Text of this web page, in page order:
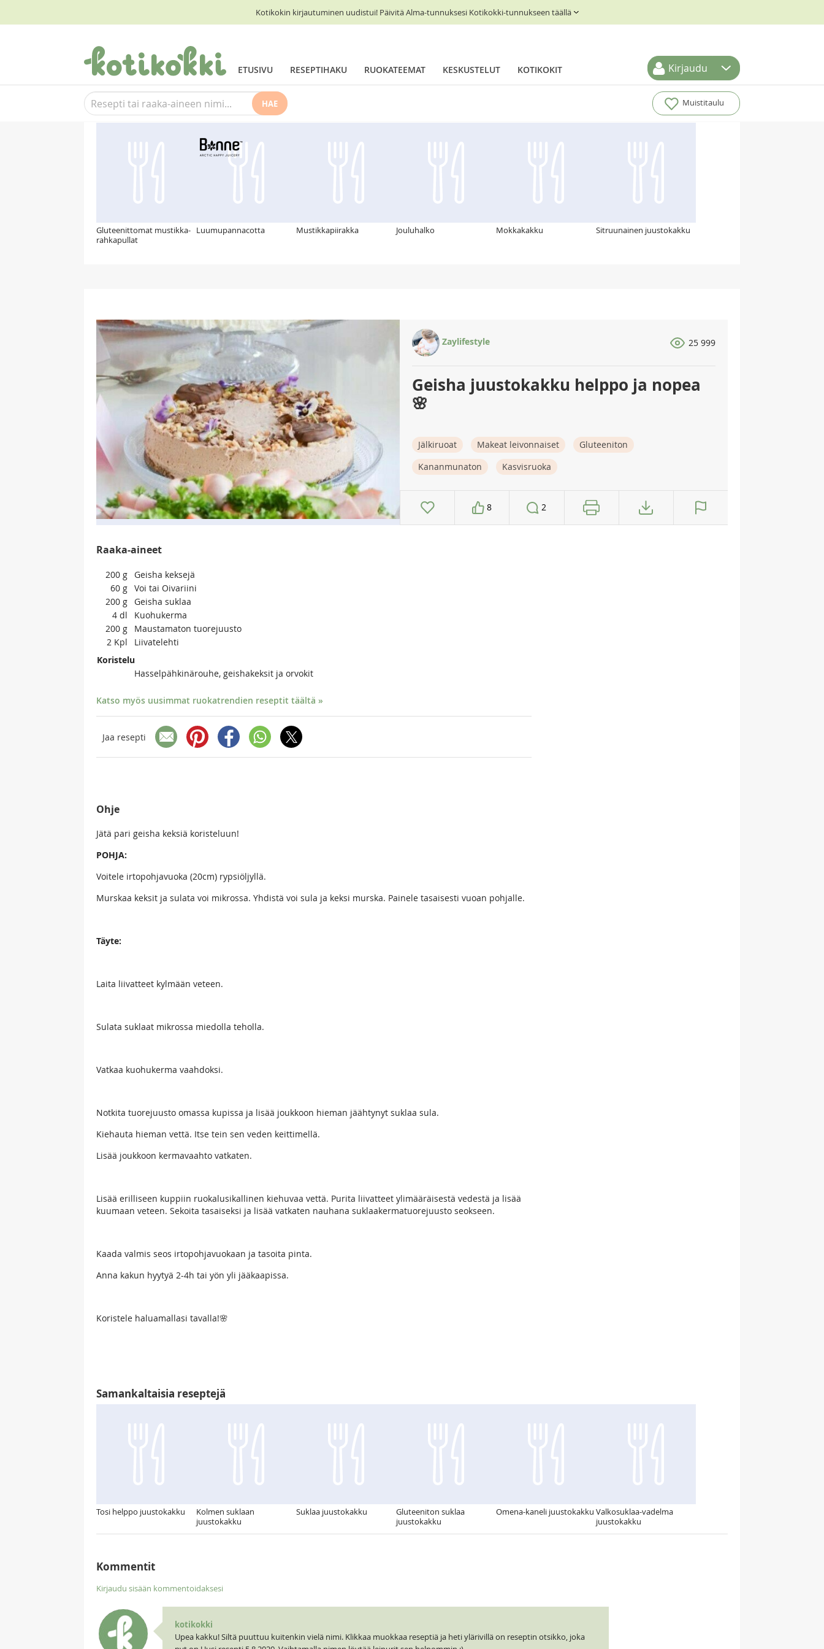
Kotikokin kirjautuminen uudistui! Päivitä Alma-tunnuksesi Kotikokki-tunnukseen täällä
ETUSIVU RESEPTIHAKU RUOKATEEMAT KESKUSTELUT KOTIKOKIT Kirjaudu
HAE Muistitaulu
Suosittelemme myös
Gluteenittomat mustikka-
rahkapullat
Luumupannacotta Mustikkapiirakka Jouluhalko Mokkakakku Sitruunainen juustokakku
Zaylifestyle 25 999
Geisha juustokakku helppo ja nopea
🌸
Jälkiruoat Makeat leivonnaiset
Gluteeniton
Kananmunaton
Kasvisruoka
8 2
Raaka-aineet
200 g Geisha keksejä
60 g Voi tai Oivariini
200 g Geisha suklaa
4 dl
Kuohukerma
200 g
Maustamaton tuorejuusto
2 Kpl
Liivatelehti
Koristelu
Hasselpähkinärouhe, geishakeksit ja orvokit
Katso myös uusimmat ruokatrendien reseptit täältä »
Jaa resepti
Ohje
Jätä pari geisha keksiä koristeluun!
POHJA:
Voitele irtopohjavuoka (20cm) rypsiöljyllä.
Murskaa keksit ja sulata voi mikrossa. Yhdistä voi sula ja keksi murska. Painele tasaisesti vuoan pohjalle.
Täyte:
Laita liivatteet kylmään veteen.
Sulata suklaat mikrossa miedolla teholla.
Vatkaa kuohukerma vaahdoksi.
Notkita tuorejuusto omassa kupissa ja lisää joukkoon hieman jäähtynyt suklaa sula.
Kiehauta hieman vettä. Itse tein sen veden keittimellä.
Lisää joukkoon kermavaahto vatkaten.
Lisää erilliseen kuppiin ruokalusikallinen kiehuvaa vettä. Purita liivatteet ylimääräisestä vedestä ja lisää
kuumaan veteen. Sekoita tasaiseksi ja lisää vatkaten nauhana suklaakermatuorejuusto seokseen.
Kaada valmis seos irtopohjavuokaan ja tasoita pinta.
Anna kakun hyytyä 2-4h tai yön yli jääkaapissa.
Koristele haluamallasi tavalla!🌸
Samankaltaisia reseptejä
Tosi helppo juustokakku
Kolmen suklaan
juustokakku
Suklaa juustokakku
Gluteeniton suklaa
juustokakku
Omena-kaneli juustokakku Valkosuklaa-vadelma
juustokakku
Kommentit
Kirjaudu sisään kommentoidaksesi
kotikokki
Upea kakku! Siltä puuttuu kuitenkin vielä nimi. Klikkaa muokkaa reseptiä ja heti ylärivillä on reseptin otsikko, joka